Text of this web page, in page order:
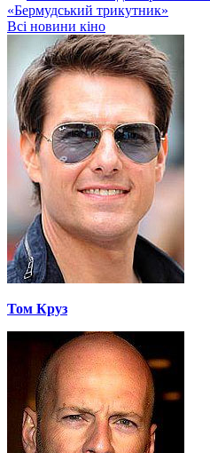
«Бермудський трикутник»
Всі новини кіно
Том Круз